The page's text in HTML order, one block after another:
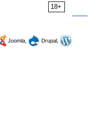
18+
Joomla,
Drupal,